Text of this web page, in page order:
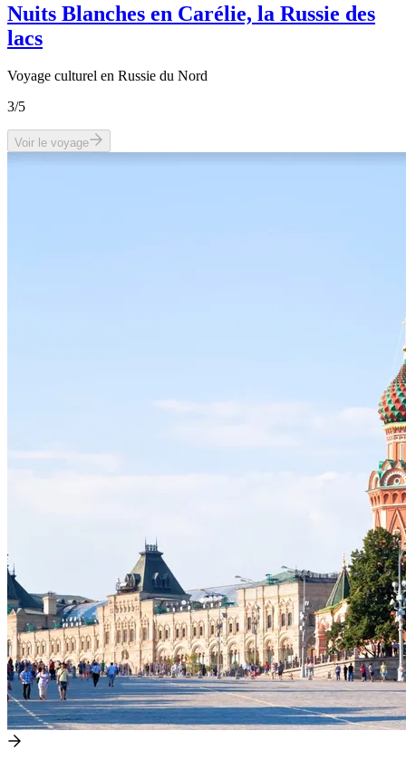
Nuits Blanches en Carélie, la Russie des
lacs
Voyage culturel en Russie du Nord
3/5
Voir le voyage